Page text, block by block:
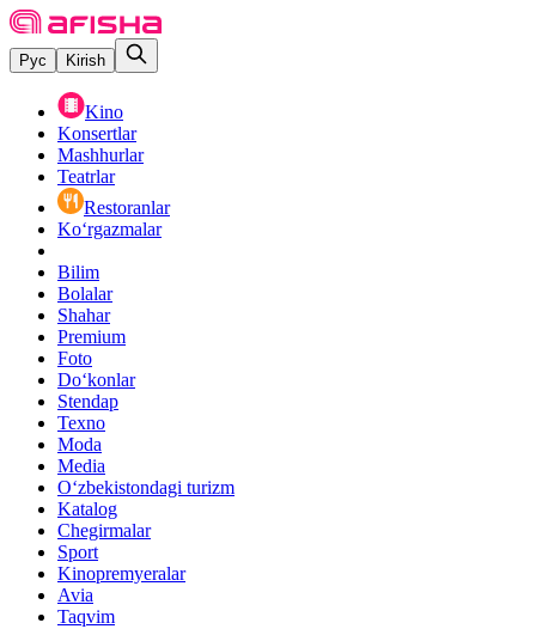
Рус Kirish
Kino
Konsertlar
Mashhurlar
Teatrlar
Restoranlar
Ko‘rgazmalar
Bilim
Bolalar
Shahar
Premium
Foto
Do‘konlar
Stendap
Texno
Moda
Media
O‘zbekistondagi turizm
Katalog
Chegirmalar
Sport
Kinopremyeralar
Avia
Taqvim